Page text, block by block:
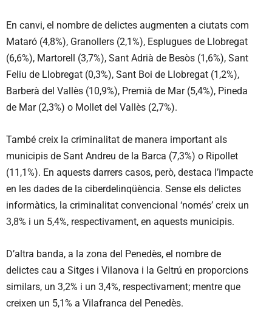
En canvi, el nombre de delictes augmenten a ciutats com
Mataró (4,8%), Granollers (2,1%), Esplugues de Llobregat
(6,6%), Martorell (3,7%), Sant Adrià de Besòs (1,6%), Sant
Feliu de Llobregat (0,3%), Sant Boi de Llobregat (1,2%),
Barberà del Vallès (10,9%), Premià de Mar (5,4%), Pineda
de Mar (2,3%) o Mollet del Vallès (2,7%).
També creix la criminalitat de manera important als
municipis de Sant Andreu de la Barca (7,3%) o Ripollet
(11,1%). En aquests darrers casos, però, destaca l’impacte
en les dades de la ciberdelinqüència. Sense els delictes
informàtics, la criminalitat convencional ‘només’ creix un
3,8% i un 5,4%, respectivament, en aquests municipis.
D’altra banda, a la zona del Penedès, el nombre de
delictes cau a Sitges i Vilanova i la Geltrú en proporcions
similars, un 3,2% i un 3,4%, respectivament; mentre que
creixen un 5,1% a Vilafranca del Penedès.